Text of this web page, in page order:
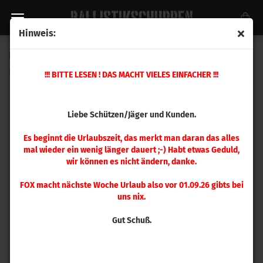
Hinweis:
!!! BITTE LESEN ! DAS MACHT VIELES EINFACHER !!!
Liebe Schützen/Jäger und Kunden.
Es beginnt die Urlaubszeit, das merkt man daran das alles
mal wieder ein wenig länger dauert ;-) Habt etwas Geduld,
wir können es nicht ändern, danke.
FOX macht nächste Woche Urlaub also vor 01.09.26 gibts bei
uns nix.
Gut Schuß.
67132)